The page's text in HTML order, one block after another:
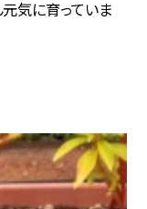
元気に育っていま